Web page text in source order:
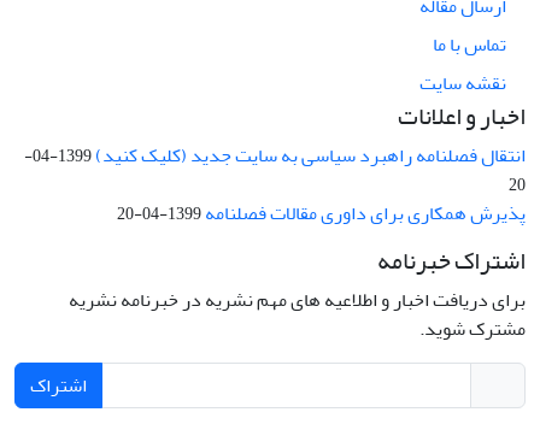
تماس با ما
نقشه سایت
اخبار و اعلانات
انتقال فصلنامه راهبرد سیاسی به سایت جدید (کلیک کنید)
1399-04-
20
پذیرش همکاری برای داوری مقالات فصلنامه1399-04-20
اشتراک خبرنامه
برای دریافت اخبار و اطلاعیه های مهم نشریه در خبرنامه نشریه
مشترک شوید.
اشتراک